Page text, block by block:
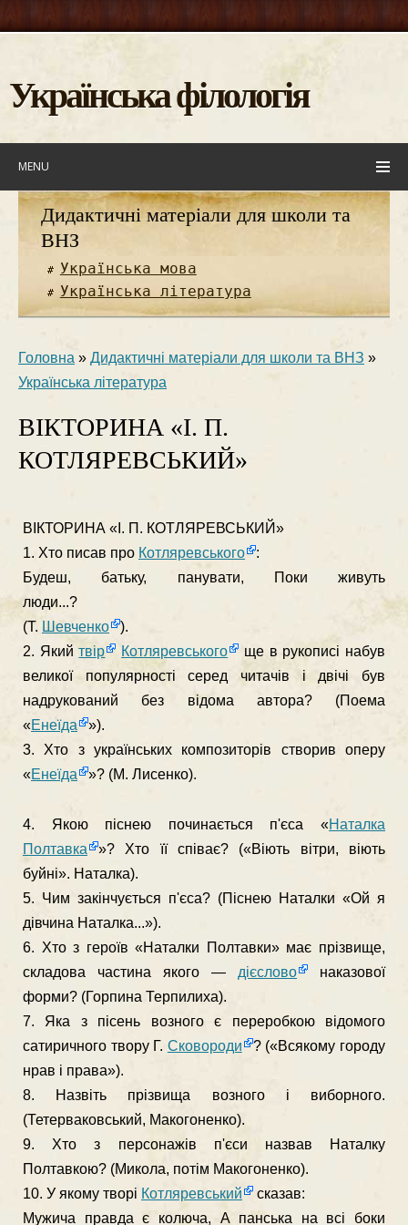
Українська філологія
MENU
Дидактичні матеріали для школи та
ВНЗ
Українська мова
Українська література
Головна » Дидактичні матеріали для школи та ВНЗ »
Українська література
ВІКТОРИНА «І. П.
КОТЛЯРЕВСЬКИЙ»
ВІКТОРИНА «І. П. КОТЛЯРЕВСЬКИЙ»
1. Хто писав про Котляревського
:
Будеш, батьку, панувати, Поки живуть
люди...?
(Т. Шевченко
).
2. Якийтвір Котляревського
ще в рукописі набув
великої попу­лярності серед читачів і двічі був
надрукований без відома ав­тора? (Поема
«Енеїда
»).
3. Хто з українських композиторів створив оперу
«Енеїда »? (М. Лисенко).
4. Якою піснею починається п'єса «Наталка
Полтавка
»? Хто її співає? («Віють вітри, віють
буйні». Наталка).
5. Чим закінчується п'єса? (Піснею Наталки «Ой я
дівчина На­талка...»).
6. Хто з героїв «Наталки Полтавки» має прізвище,
складова час­тина якого — дієслово
наказової
форми? (Горпина Терпилиха).
7. Яка з пісень возного є переробкою відомого
сатиричного твору Г. Сковороди
? («Всякому городу
нрав і права»).
8. Назвіть прізвища возного і виборного.
(Тетерваковський, Макогоненко).
9. Хто з персонажів п'єси назвав Наталку
Полтавкою? (Микола, потім Макогоненко).
10. У якому творі Котляревський
сказав:
Мужича правда є колюча, А панська на всі боки